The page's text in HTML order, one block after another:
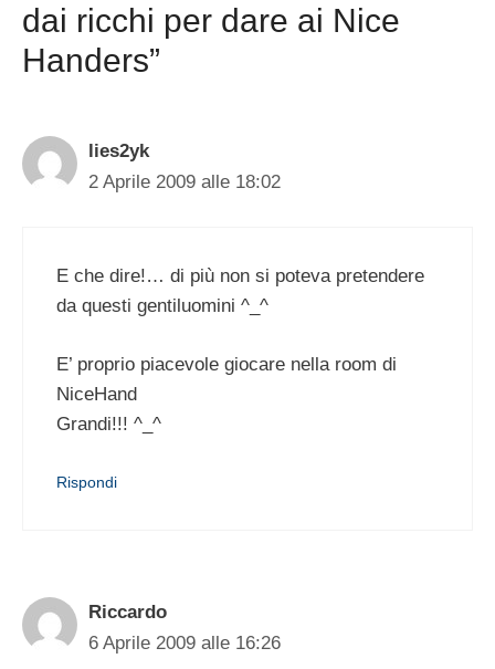
dai ricchi per dare ai Nice
Handers”
lies2yk
2 Aprile 2009 alle 18:02
E che dire!… di più non si poteva pretendere
da questi gentiluomini ^_^
E’ proprio piacevole giocare nella room di
NiceHand
Grandi!!! ^_^
Rispondi
Riccardo
6 Aprile 2009 alle 16:26